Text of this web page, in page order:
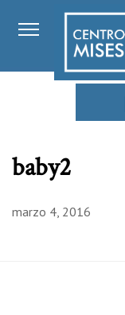
baby2
marzo 4, 2016